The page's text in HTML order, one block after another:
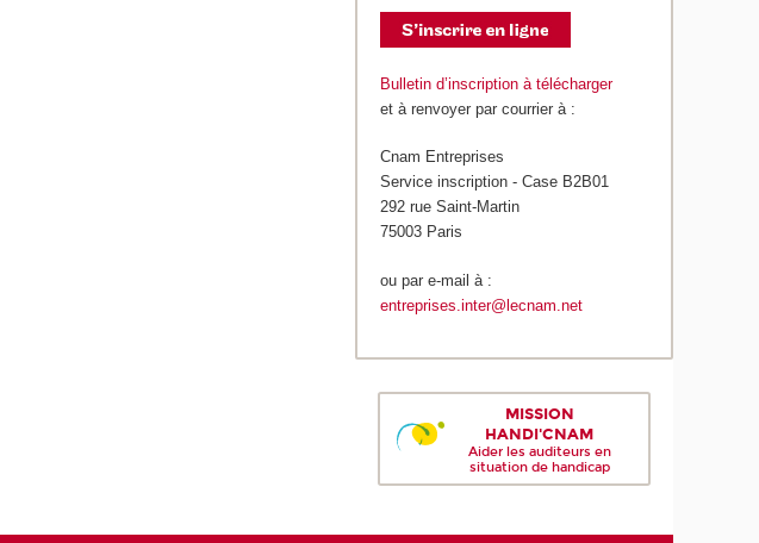
Bulletin d’inscription à télécharger
et à renvoyer par courrier à :
Cnam Entreprises
Service inscription - Case B2B01
292 rue Saint-Martin
75003 Paris
ou par e-mail à :
entreprises.inter@lecnam.net
MISSION
HANDI'CNAM
Aider les auditeurs en
situation de handicap